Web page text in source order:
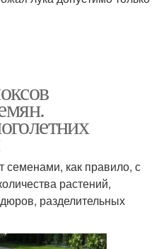
как правило, с
растений,
разделительных